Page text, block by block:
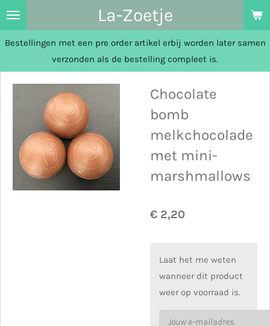
Ga
direct
naar
La-Zoetje
Bestellingen met een pre order artikel erbij worden later samen
verzonden als de bestelling compleet is.
Chocolate
bomb
melkchocolade
met mini-
marshmallows
€ 2,20
Laat het me weten
wanneer dit product
weer op voorraad is.